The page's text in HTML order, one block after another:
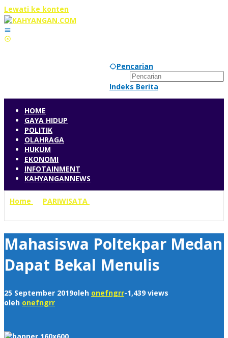
Lewati ke konten
Pencarian
Indeks Berita
HOME
GAYA HIDUP
POLITIK
OLAHRAGA
HUKUM
EKONOMI
INFOTAINMENT
KAHYANGANNEWS
Home PARIWISATA
Mahasiswa Poltekpar Medan
Dapat Bekal Menulis
25 September 2019oleh onefngrr-1,439 views
oleh onefngrr